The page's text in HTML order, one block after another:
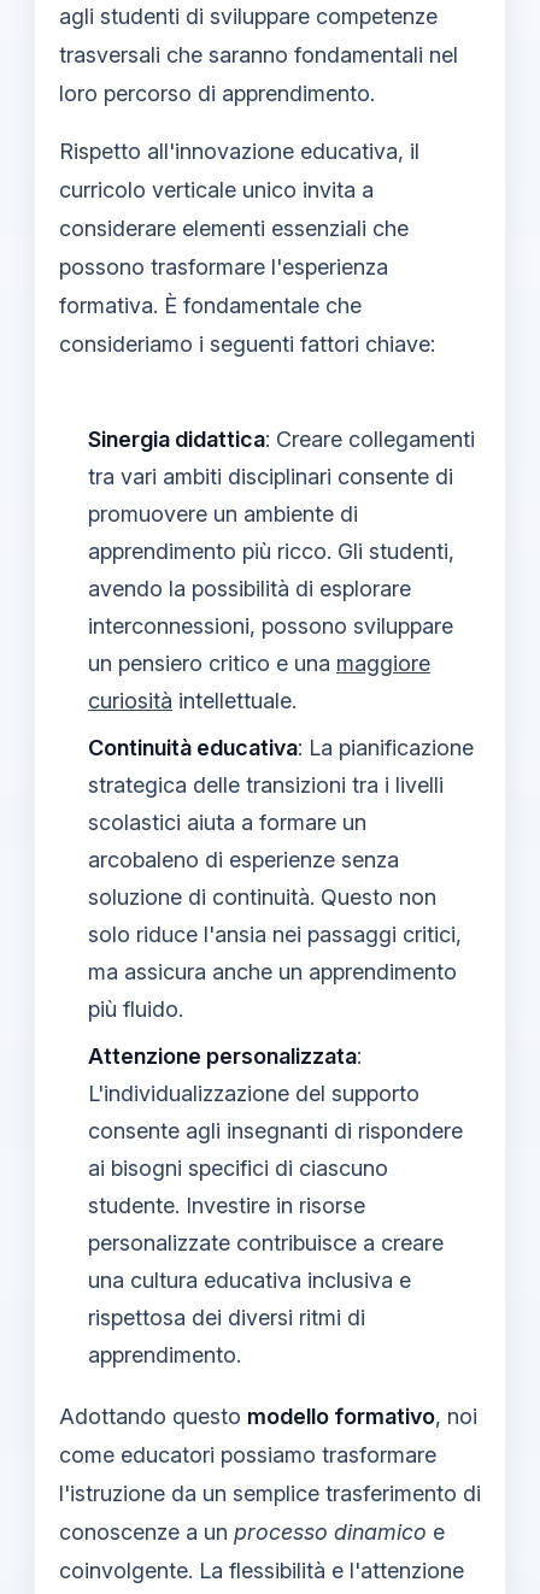
agli studenti di sviluppare competenze
trasversali che saranno fondamentali nel
loro percorso di apprendimento.
Rispetto all'innovazione educativa, il
curricolo verticale unico invita a
considerare elementi essenziali che
possono trasformare l'esperienza
formativa. È fondamentale che
consideriamo i seguenti fattori chiave:
Sinergia didattica: Creare collegamenti
tra vari ambiti disciplinari consente di
promuovere un ambiente di
apprendimento più ricco. Gli studenti,
avendo la possibilità di esplorare
interconnessioni, possono sviluppare
un pensiero critico e una maggiore
curiosità intellettuale.
Continuità educativa: La pianificazione
strategica delle transizioni tra i livelli
scolastici aiuta a formare un
arcobaleno di esperienze senza
soluzione di continuità. Questo non
solo riduce l'ansia nei passaggi critici,
ma assicura anche un apprendimento
più fluido.
Attenzione personalizzata:
L'individualizzazione del supporto
consente agli insegnanti di rispondere
ai bisogni specifici di ciascuno
studente. Investire in risorse
personalizzate contribuisce a creare
una cultura educativa inclusiva e
rispettosa dei diversi ritmi di
apprendimento.
Adottando questo modello formativo, noi
come educatori possiamo trasformare
l'istruzione da un semplice trasferimento di
conoscenze a un processo dinamico e
coinvolgente. La flessibilità e l'attenzione